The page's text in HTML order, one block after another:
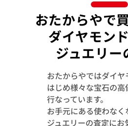
Pt･Pm900 サファイア・ダイヤ
おたからやで
ダイヤモン
ジュエリー
おたからやではダイヤ
はじめ様々な宝石の高
行なっています。
お手元にある使わなく
ジュエリーの査定にお